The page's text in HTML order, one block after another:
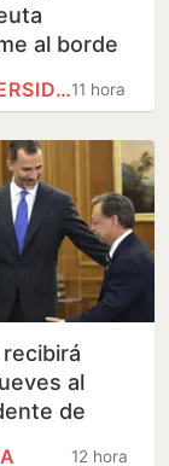
al borde
la11 horas
UNIVERSIDAD DE BARCELONA
al
de
12 horas